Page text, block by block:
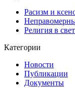
Расизм и
Религия в
Категории
Новости
Публикации
Документы